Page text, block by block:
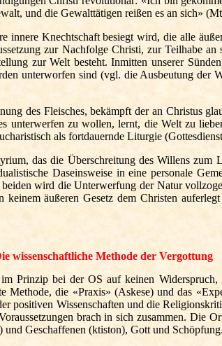
und die Gewalttätigen reißen es an sich»
innere Knechtschaft besiegt wird, die alle
zur Nachfolge Christi, zur Teilhabe
zur Welt besteht. Inmitten unserer
unterworfen sind (vgl. die Ausbeutung
des Fleisches, bekämpft der an Christus
zu wollen, lernt, die Welt zu
als fortdauernde Liturgie
das die Überschreitung des Willens zum
Daseinsweise in eine personale
wird die Unterwerfung der Natur
äußeren Gesetz dem Christen
wissenschaftliche Methode der Vergottung
Prinzip bei der OS auf keinen
Methode, die «Praxis» (Askese) und das
Wissenschaften und die
brach in sich zusammen. Die
Geschaffenen (ktiston), Gott und Schöpfung.